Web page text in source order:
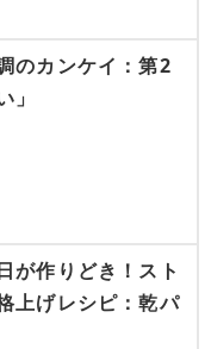
のカンケイ：第2
」
が作りどき！スト
上げレシピ：乾パ